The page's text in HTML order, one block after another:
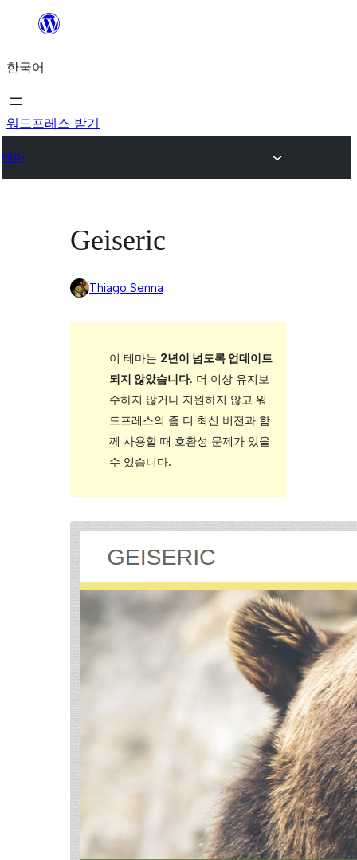
츠
로
바
가
한국어
워드프레스 받기
테마
Geiseric
Thiago Senna
이 테마는 2년이 넘도록 업데이트
되지 않았습니다. 더 이상 유지보
수하지 않거나 지원하지 않고 워
드프레스의 좀 더 최신 버전과 함
께 사용할 때 호환성 문제가 있을
수 있습니다.